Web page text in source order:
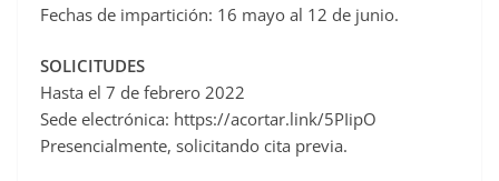
Fechas de impartición: 16 mayo al 12 de junio.
SOLICITUDES
Hasta el 7 de febrero 2022
Sede electrónica: https://acortar.link/5PIipO
Presencialmente, solicitando cita previa.